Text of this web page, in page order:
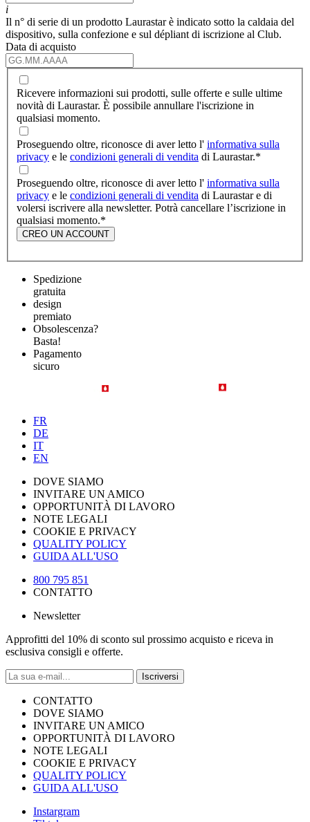
i
Il n° di serie di un prodotto Laurastar è indicato sotto la caldaia del
dispositivo, sulla confezione e sul dépliant di iscrizione al Club.
Data di acquisto
Ricevere informazioni sui prodotti, sulle offerte e sulle ultime
novità di Laurastar. È possibile annullare l'iscrizione in
qualsiasi momento.
Proseguendo oltre, riconosce di aver letto l' informativa sulla
privacy e le condizioni generali di vendita di Laurastar.*
Proseguendo oltre, riconosce di aver letto l' informativa sulla
privacy e le condizioni generali di vendita di Laurastar e di
volersi iscrivere alla newsletter. Potrà cancellare l’iscrizione in
qualsiasi momento.*
CREO UN ACCOUNT
Spedizione
gratuita
design
premiato
Obsolescenza?
Basta!
Pagamento
sicuro
FR
DE
IT
EN
DOVE SIAMO
INVITARE UN AMICO
OPPORTUNITÀ DI LAVORO
NOTE LEGALI
COOKIE E PRIVACY
QUALITY POLICY
GUIDA ALL'USO
800 795 851
CONTATTO
Newsletter
Approfitti del 10% di sconto sul prossimo acquisto e riceva in
esclusiva consigli e offerte.
Iscriversi
CONTATTO
DOVE SIAMO
INVITARE UN AMICO
OPPORTUNITÀ DI LAVORO
NOTE LEGALI
COOKIE E PRIVACY
QUALITY POLICY
GUIDA ALL'USO
Instargram